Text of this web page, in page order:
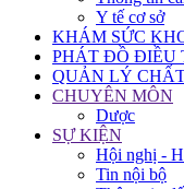
Y tế cơ sở
KHÁM SỨC
PHÁT ĐỒ ĐIỀU
QUẢN LÝ
CHUYÊN MÔN
Dược
SỰ KIỆN
Hội nghị -
Tin nội bộ